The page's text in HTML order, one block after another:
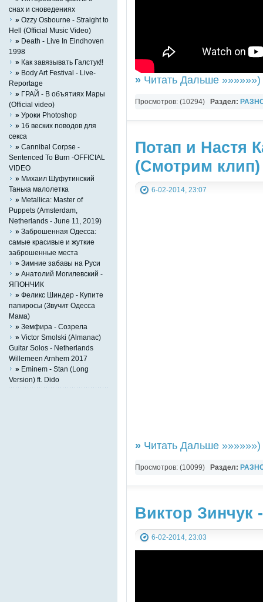
» Читать Дальше »»»»»»)
Просмотров: (10294) Раздел:
Потап и Настя
(Смотрим клип)
6-02-2014, 23:07
» Читать Дальше »»»»»»)
Просмотров: (10099) Раздел:
Виктор Зинчук
6-02-2014, 23:03
снах и сноведениях
» Ozzy Osbourne - Straight to
Hell (Official Music Video)
» Death - Live In Eindhoven
1998
» Как завязывать Галстук!!
» Body Art Festival - Live-
Reportage
» ГРАЙ - В объятиях Мары
(Official video)
» Уроки Photoshop
» 16 веских поводов для
секса
» Cannibal Corpse -
Sentenced To Burn -OFFICIAL
VIDEO
» Михаил Шуфутинский
Танька малолетка
» Metallica: Master of
Puppets (Amsterdam,
Netherlands - June 11, 2019)
» Заброшенная Одесса:
самые красивые и жуткие
заброшенные места
» Зимние забавы на Руси
» Анатолий Могилевский -
ЯПОНЧИК
» Феликс Шиндер - Купите
папиросы (Звучит Одесса
Мама)
» Земфира - Созрела
» Victor Smolski (Almanac)
Guitar Solos - Netherlands
Willemeen Arnhem 2017
» Eminem - Stan (Long
Version) ft. Dido